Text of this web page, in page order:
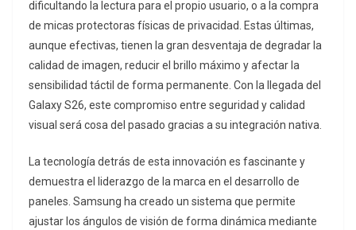
dificultando la lectura para el propio usuario, o a la compra
de micas protectoras físicas de privacidad. Estas últimas,
aunque efectivas, tienen la gran desventaja de degradar la
calidad de imagen, reducir el brillo máximo y afectar la
sensibilidad táctil de forma permanente. Con la llegada del
Galaxy S26, este compromiso entre seguridad y calidad
visual será cosa del pasado gracias a su integración nativa.
La tecnología detrás de esta innovación es fascinante y
demuestra el liderazgo de la marca en el desarrollo de
paneles. Samsung ha creado un sistema que permite
ajustar los ángulos de visión de forma dinámica mediante